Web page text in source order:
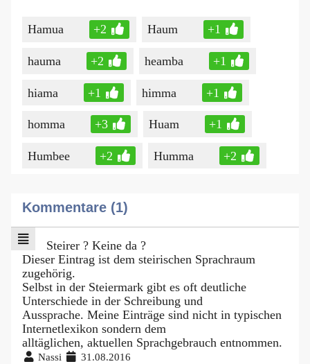
Hamua +2 Haum +1
hauma +2 heamba +1
hiama +1 himma +1
homma +3 Huam +1
Humbee +2 Humma +2
Kommentare (1)
Steirer ? Keine da ?
Dieser Eintrag ist dem steirischen Sprachraum
zugehörig.
Selbst in der Steiermark gibt es oft deutliche
Unterschiede in der Schreibung und
Aussprache. Meine Einträge sind nicht in typischen
Internetlexikon sondern dem
alltäglichen, aktuellen Sprachgebrauch entnommen.
Nassi 31.08.2016